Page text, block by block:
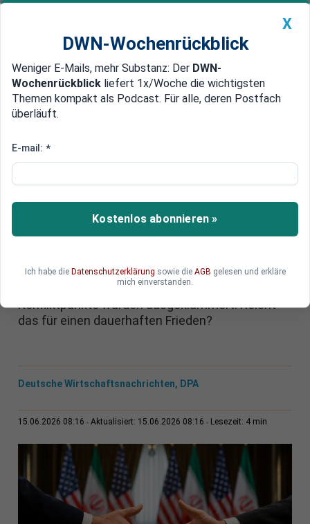
Newsticker MEIN DWN: Geldanlage Premium
Edelmetalle DWN-Magazin China
Rahmenabkommen im Iran-
Frieden – viele Fragen bleiben
Ein Durchbruch im Iran-Krieg scheint greifbar:
Washington und Teheran haben sich auf ein
Hormus könnte wieder geöffnet werden, die
Waffen vorerst schweigen. Doch zahlreiche
Konfliktpunkte wurden ausgeklammert. Reicht
das für einen dauerhaften Frieden?
Deutsche Wirtschaftsnachrichten, DPA
15.06.2026 08:16 Aktualisiert: 15.06.2026 08:16 Lesezeit: 4 min
X
DWN-Wochenrückblick
Weniger E-Mails, mehr Substanz: Der DWN-
Wochenrückblick liefert 1x/Woche die wichtigsten
Themen kompakt als Podcast. Für alle, deren Postfach
überläuft.
E-mail: *
Kostenlos abonnieren »
Ich habe die Datenschutzerklärung sowie die AGB gelesen und erkläre
mich einverstanden.